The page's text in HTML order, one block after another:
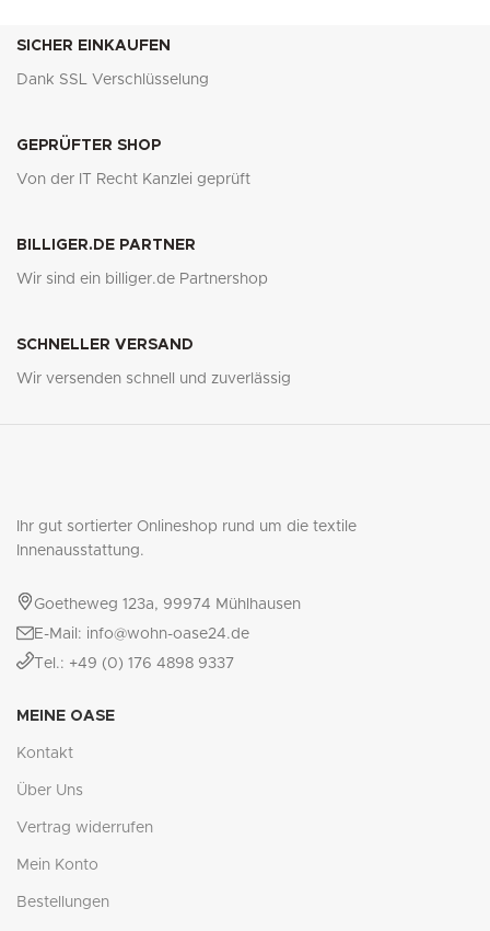
SICHER EINKAUFEN
Dank SSL Verschlüsselung
GEPRÜFTER SHOP
Von der IT Recht Kanzlei geprüft
BILLIGER.DE PARTNER
Wir sind ein billiger.de Partnershop
SCHNELLER VERSAND
Wir versenden schnell und zuverlässig
Ihr gut sortierter Onlineshop rund um die textile
Innenausstattung.
Goetheweg 123a, 99974 Mühlhausen
E-Mail: info@wohn-oase24.de
Tel.: +49 (0) 176 4898 9337
MEINE OASE
Kontakt
Über Uns
Vertrag widerrufen
Mein Konto
Bestellungen